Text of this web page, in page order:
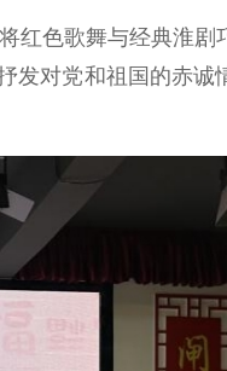
色歌舞与经典淮剧
发对党和祖国的赤诚